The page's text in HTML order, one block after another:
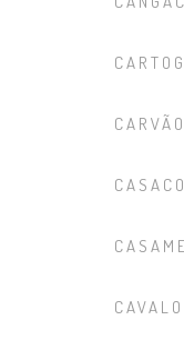
CASACO
CAVALO